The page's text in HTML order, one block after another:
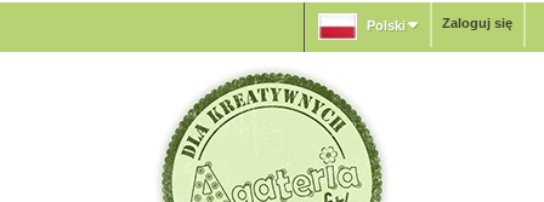
Zaloguj się
Polski